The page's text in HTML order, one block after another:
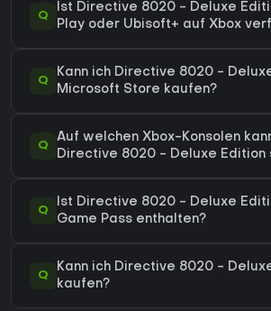
Q
Ist Directive 8020 - Deluxe
Play oder Ubisoft+ auf Xbox
Q
Kann ich Directive 8020 -
Microsoft Store kaufen?
Q
Auf welchen Xbox-Konsolen
Directive 8020 - Deluxe Edition
Q
Ist Directive 8020 - Deluxe
Game Pass enthalten?
Q
Kann ich Directive 8020 -
kaufen?